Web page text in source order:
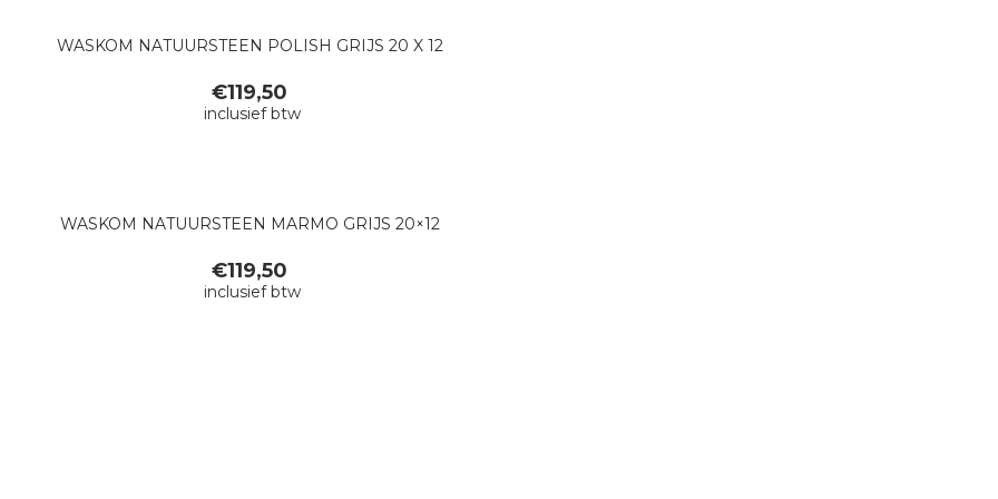
WASKOM NATUURSTEEN POLISH GRIJS 20 X 12
€119,50
inclusief btw
WASKOM NATUURSTEEN MARMO GRIJS 20×12
€119,50
inclusief btw